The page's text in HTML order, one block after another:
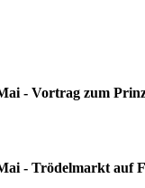
- Vortrag zum
- Trödelmarkt auf